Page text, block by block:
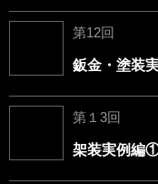
第12回
鈑金・塗装
第１3回
架装実例編